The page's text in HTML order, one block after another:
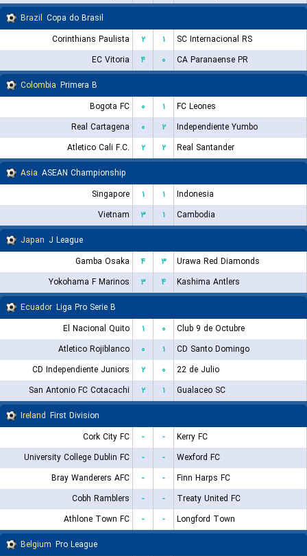
Brazil Copa do Brasil
Corinthians Paulista
۲ ۱
SC Internacional RS
EC Vitoria
۴ ۰
CA Paranaense PR
Colombia Primera B
Bogota FC
۰ ۱
FC Leones
Real Cartagena
۰ ۲
Independiente Yumbo
Atletico Cali F.C.
۲ ۲
Real Santander
Asia ASEAN Championship
Singapore
۱ ۱
Indonesia
Vietnam
۳ ۱
Cambodia
Japan J League
Gamba Osaka
۴ ۳
Urawa Red Diamonds
Yokohama F Marinos
۳ ۴
Kashima Antlers
Ecuador Liga Pro Serie B
El Nacional Quito
۱ ۰
Club 9 de Octubre
Atletico Rojiblanco
۰ ۱
CD Santo Domingo
CD Independiente Juniors
۲ ۰
22 de Julio
San Antonio FC Cotacachi
۲ ۱
Gualaceo SC
Ireland First Division
Cork City FC
- -
Kerry FC
University College Dublin FC
- -
Wexford FC
Bray Wanderers AFC
- -
Finn Harps FC
Cobh Ramblers
- -
Treaty United FC
Athlone Town FC
- -
Longford Town
Belgium Pro League